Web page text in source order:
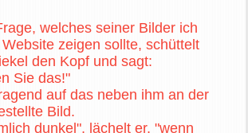
welches seiner Bilder ich
zeigen sollte, schüttelt
den Kopf und sagt:
Sie das!"
auf das neben ihm an der
Bild.
dunkel", lächelt er, "wenn